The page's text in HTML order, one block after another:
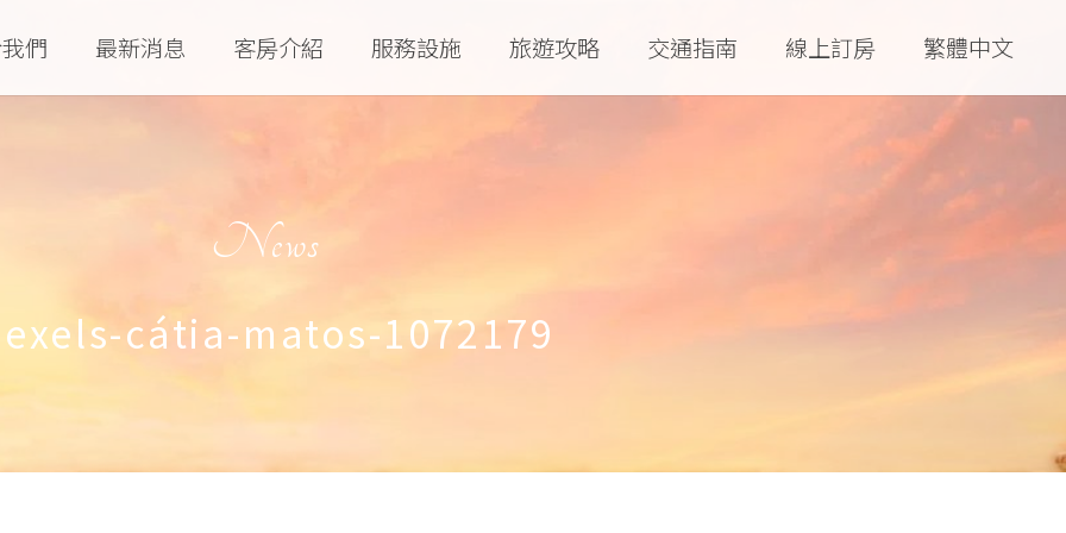
們 最新消息 客房介紹 服務設施 旅遊攻略 交通指南 線上訂房 繁體中文
News
cátia-matos-1072179